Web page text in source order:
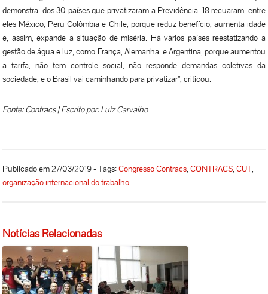
demonstra, dos 30 países que privatizaram a Previdência, 18 recuaram, entre
eles México, Peru Colômbia e Chile, porque reduz benefício, aumenta idade
e, assim, expande a situação de miséria. Há vários países reestatizando a
gestão de água e luz, como França, Alemanha e Argentina, porque aumentou
a tarifa, não tem controle social, não responde demandas coletivas da
sociedade, e o Brasil vai caminhando para privatizar”, criticou.
Fonte: Contracs | Escrito por: Luiz Carvalho
Publicado em 27/03/2019 - Tags:Congresso Contracs,CONTRACS,CUT,
organização internacional do trabalho
Notícias Relacionadas